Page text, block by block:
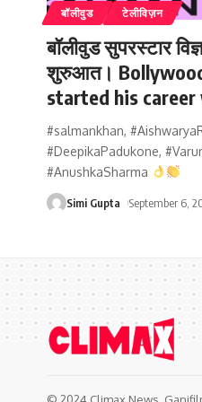
बॉलीवुड टेलीविज़न
बॉलीवुड सुपरस्टार
शुरुआत।
started his
#salmankhan,
#DeepikaPadukone,
#AnushkaSharma
Simi Gupta September 6,